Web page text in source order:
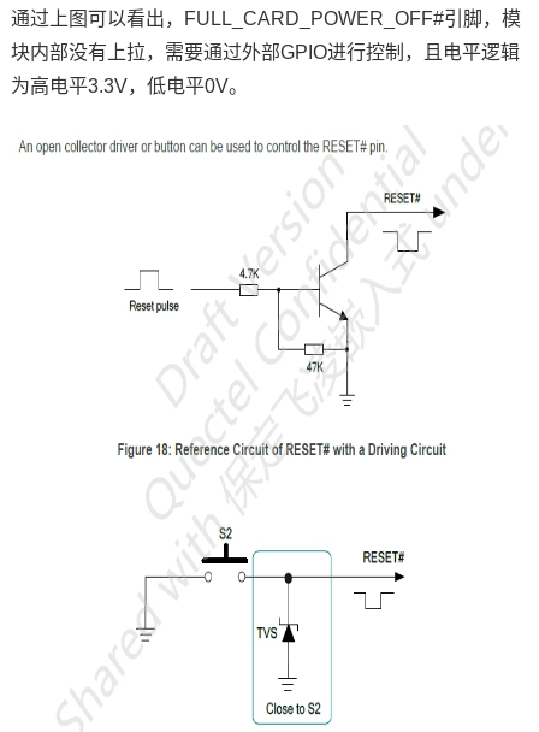
通过上图可以看出，
FULL_CARD_POWER_OFF#引脚，模
块内部没有上拉，需要通过外部GPIO进行控制，且电平逻辑
为高电平3.3V，低电平0V。